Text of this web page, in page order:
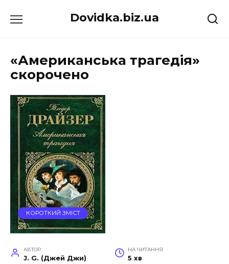
до
Dovidka.biz.ua
«Американська трагедія»
скорочено
КОРОТКИЙ ЗМІСТ
АВТОР
J. G. (Джей Джи)
НА ЧИТАННЯ
5 хв